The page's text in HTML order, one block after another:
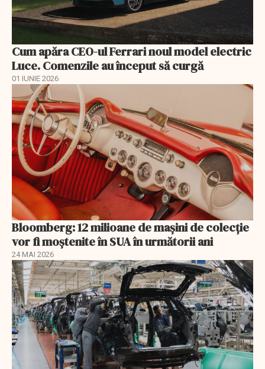
Cum apăra CEO-ul Ferrari noul model electric
Luce. Comenzile au început să curgă
01 IUNIE 2026
Bloomberg: 12 milioane de mașini de colecție
vor fi moștenite în SUA în următorii ani
24 MAI 2026